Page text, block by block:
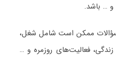
و … باشد.
ممکن است شامل شغل،
فعالیت‌های روزمره و …